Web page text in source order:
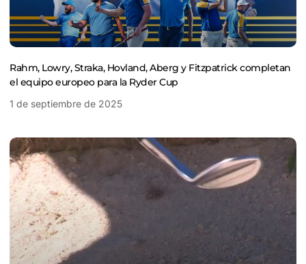
Rahm, Lowry, Straka, Hovland, Aberg y Fitzpatrick completan
el equipo europeo para la Ryder Cup
1 de septiembre de 2025